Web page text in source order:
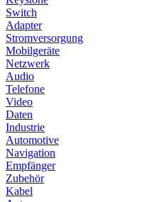
Switch
Adapter
Stromversorgung
Mobilgeräte
Netzwerk
Audio
Telefone
Video
Daten
Industrie
Automotive
Navigation
Empfänger
Zubehör
Kabel